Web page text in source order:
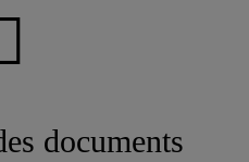
documents